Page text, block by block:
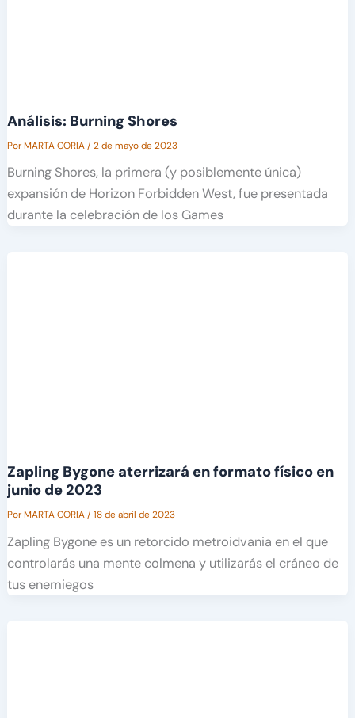
Análisis: Burning Shores
PorMARTA CORIA/2 de mayo de 2023
Burning Shores, la primera (y posiblemente única)
expansión de Horizon Forbidden West, fue presentada
durante la celebración de los Games
Zapling Bygone aterrizará en formato físico en
junio de 2023
PorMARTA CORIA/18 de abril de 2023
Zapling Bygone es un retorcido metroidvania en el que
controlarás una mente colmena y utilizarás el cráneo de
tus enemiegos